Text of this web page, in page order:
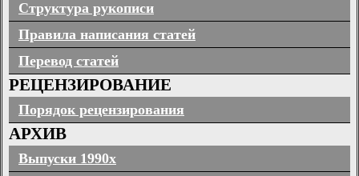
Структура рукописи
Правила написания статей
Перевод статей
РЕЦЕНЗИРОВАНИЕ
Порядок рецензирования
АРХИВ
Выпуски 1990х